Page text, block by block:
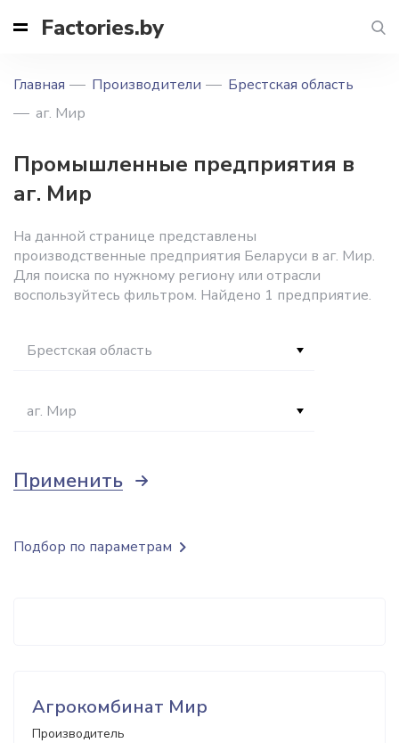
Factories.by
Главная Производители
Брестская область
аг. Мир
Промышленные предприятия в
аг. Мир
На данной странице представлены
производственные предприятия Беларуси в аг. Мир.
Для поиска по нужному региону или отрасли
воспользуйтесь фильтром. Найдено 1 предприятие.
Брестская область
аг. Мир
Применить
Агрокомбинат Мир
Производитель
Подбор по параметрам